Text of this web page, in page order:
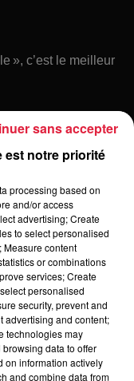
», c’est le meilleur
brune sort des
est notre priorité
processing based on
and/or access
advertising; Create
to select personalised
Measure content
or combinations
services; Create
personalised
security, prevent and
advertising and content;
technologies may
data to offer
on information actively
and combine data from
sans accepter